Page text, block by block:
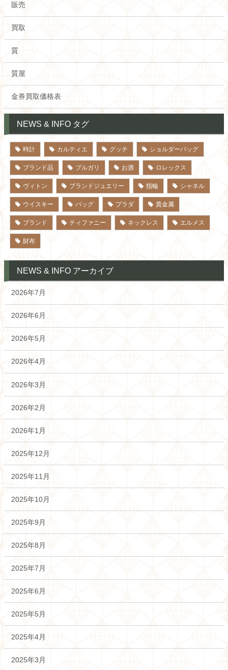
販売
買取
質
質屋
金券買取価格表
NEWS & INFO タグ
時計 カルティエ グッチ ショルダーバッグ
ブランド品 ブルガリ お酒 ロレックス
ヴィトン ブランドジュエリー 指輪 シャネル
ウイスキー バッグ プラダ 貴金属
ブランド ティファニー ネックレス エルメス
財布
NEWS & INFO アーカイブ
2026年7月
2026年6月
2026年5月
2026年4月
2026年3月
2026年2月
2026年1月
2025年12月
2025年11月
2025年10月
2025年9月
2025年8月
2025年7月
2025年6月
2025年5月
2025年4月
2025年3月